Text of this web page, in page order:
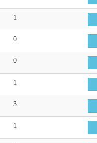
1
0
0
1
3
1